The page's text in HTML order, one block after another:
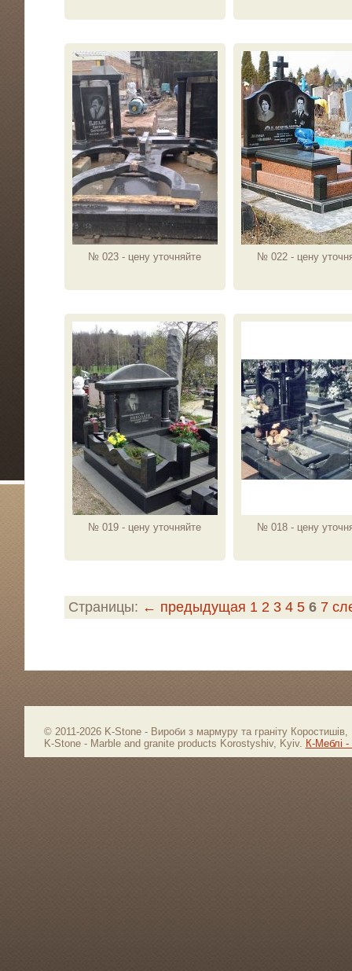
№ 023 - цену уточняйте № 022 - цену
№ 019 - цену уточняйте № 018 - цену
Страницы: ← предыдущая 1 2 3 4 5 6 7
© 2011-2026 K-Stone - Вироби з мармуру та граніту Коростишів,
K-Stone - Marble and granite products Korostyshiv, Kyiv. К-Меблі